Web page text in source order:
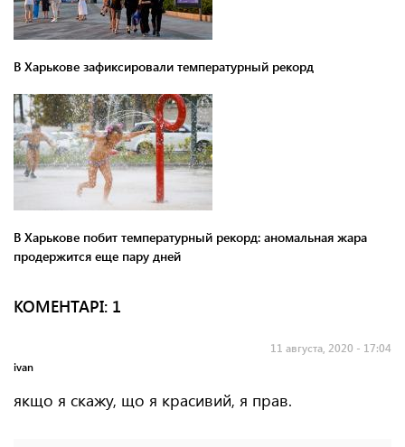
В Харькове зафиксировали температурный рекорд
В Харькове побит температурный рекорд: аномальная жара
продержится еще пару дней
КОМЕНТАРI: 1
11 августа, 2020 - 17:04
ivan
якщо я скажу, що я красивий, я прав.